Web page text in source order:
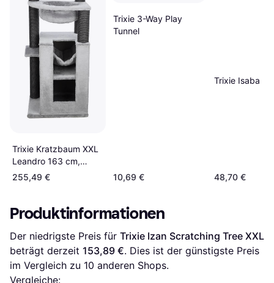
Trixie Kratzbaum XXL
Leandro 163 cm,
Grau, Katzenbaum
255,49 €
Trixie 3-Way Play
Tunnel
10,69 €
Trixie Isaba
48,70 €
Produktinformationen
Der niedrigste Preis für Trixie Izan Scratching Tree XXL
beträgt derzeit 153,89 €. Dies ist der günstigste Preis
im Vergleich zu 10 anderen Shops.
Vergleiche: